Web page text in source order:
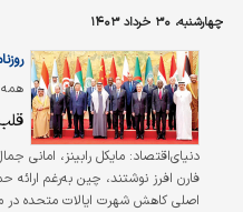
محافظه‌کاران کنترل مجلس ایران را
اما در پایان سال بعد، مشخص شد
در اردیبهشت ماه امسال و پس از
همراه،…
چهارشنبه، ۳۰ خرداد ۱۴۰۳
همه
زرد
دنیای‌اقتصاد: مایکل رابینز، امانی
فارن افرز نوشتند، چین به‌رغم ارائه
اصلی کاهش شهرت ایالات متحده در